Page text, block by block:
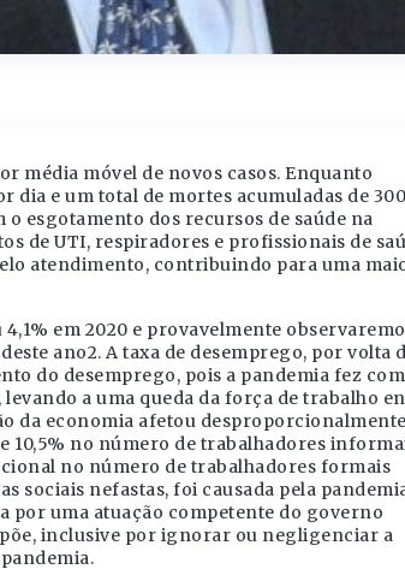
média móvel de novos casos. Enquanto
e um total de mortes acumuladas de 300
esgotamento dos recursos de saúde na
de UTI, respiradores e profissionais de
atendimento, contribuindo para uma
em 2020 e provavelmente
ano2. A taxa de desemprego, por volta
do desemprego, pois a pandemia fez com
a uma queda da força de trabalho
da economia afetou desproporcionalmente
10,5% no número de trabalhadores
no número de trabalhadores formais
sociais nefastas, foi causada pela
por uma atuação competente do governo
inclusive por ignorar ou negligenciar a